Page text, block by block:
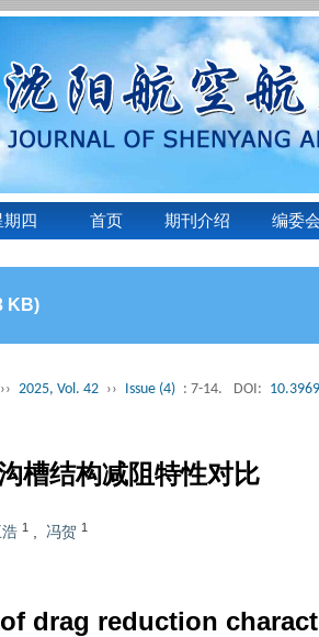
期四 首页 期刊介绍 编委
KB)
›› 2025, Vol. 42 ›› Issue (4) : 7-14. DOI:
槽结构减阻特性对比
1 冯贺 1
drag reduction